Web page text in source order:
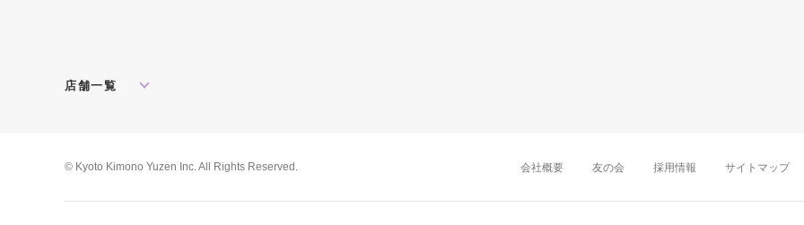
店舗一覧
松戸店
東京本館 新宿店
八王子店
近畿
大阪難波店
京
岡山店
広島店
© Kyoto Kimono Yuzen Inc. All Rights Reserved. 会社概要 友の会 採用情報 サイトマップ